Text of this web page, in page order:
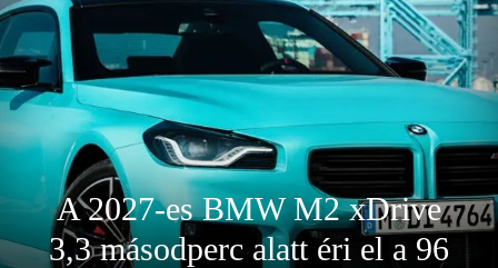
A 2027-es BMW M2 xDrive
3,3 másodperc alatt éri el a 96